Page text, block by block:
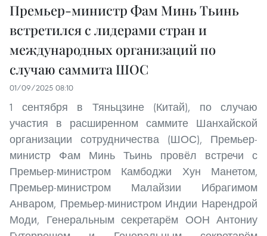
Премьер-министр Фам Минь Тьинь
встретился с лидерами стран и
международных организаций по
случаю саммита ШОС
01/09/2025 08:10
1 сентября в Тяньцзине (Китай), по случаю
участия в расширенном саммите Шанхайской
организации сотрудничества (ШОС), Премьер-
министр Фам Минь Тьинь провёл встречи с
Премьер-министром Камбоджи Хун Манетом,
Премьер-министром Малайзии Ибрагимом
Анваром, Премьер-министром Индии Нарендрой
Моди, Генеральным секретарём ООН Антониу